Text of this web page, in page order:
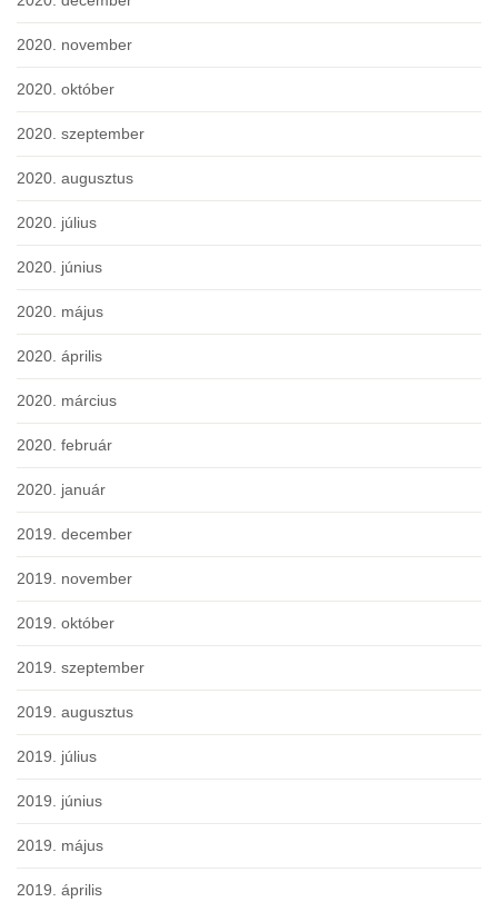
2020. november
2020. október
2020. szeptember
2020. augusztus
2020. július
2020. június
2020. május
2020. április
2020. március
2020. február
2020. január
2019. december
2019. november
2019. október
2019. szeptember
2019. augusztus
2019. július
2019. június
2019. május
2019. április